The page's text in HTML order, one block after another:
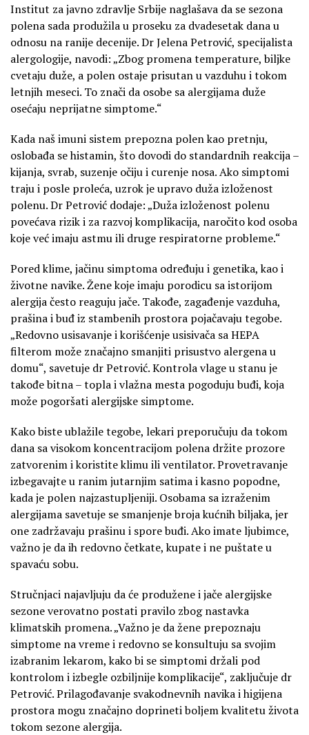
Institut za javno zdravlje Srbije naglašava da se sezona
polena sada produžila u proseku za dvadesetak dana u
odnosu na ranije decenije. Dr Jelena Petrović, specijalista
alergologije, navodi: „Zbog promena temperature, biljke
cvetaju duže, a polen ostaje prisutan u vazduhu i tokom
letnjih meseci. To znači da osobe sa alergijama duže
osećaju neprijatne simptome.“
Kada naš imuni sistem prepozna polen kao pretnju,
oslobađa se histamin, što dovodi do standardnih reakcija –
kijanja, svrab, suzenje očiju i curenje nosa. Ako simptomi
traju i posle proleća, uzrok je upravo duža izloženost
polenu. Dr Petrović dodaje: „Duža izloženost polenu
povećava rizik i za razvoj komplikacija, naročito kod osoba
koje već imaju astmu ili druge respiratorne probleme.“
Pored klime, jačinu simptoma određuju i genetika, kao i
životne navike. Žene koje imaju porodicu sa istorijom
alergija često reaguju jače. Takođe, zagađenje vazduha,
prašina i buđ iz stambenih prostora pojačavaju tegobe.
„Redovno usisavanje i korišćenje usisivača sa HEPA
filterom može značajno smanjiti prisustvo alergena u
domu“, savetuje dr Petrović. Kontrola vlage u stanu je
takođe bitna – topla i vlažna mesta pogoduju buđi, koja
može pogoršati alergijske simptome.
Kako biste ublažile tegobe, lekari preporučuju da tokom
dana sa visokom koncentracijom polena držite prozore
zatvorenim i koristite klimu ili ventilator. Provetravanje
izbegavajte u ranim jutarnjim satima i kasno popodne,
kada je polen najzastupljeniji. Osobama sa izraženim
alergijama savetuje se smanjenje broja kućnih biljaka, jer
one zadržavaju prašinu i spore buđi. Ako imate ljubimce,
važno je da ih redovno četkate, kupate i ne puštate u
spavaću sobu.
Stručnjaci najavljuju da će produžene i jače alergijske
sezone verovatno postati pravilo zbog nastavka
klimatskih promena. „Važno je da žene prepoznaju
simptome na vreme i redovno se konsultuju sa svojim
izabranim lekarom, kako bi se simptomi držali pod
kontrolom i izbegle ozbiljnije komplikacije“, zaključuje dr
Petrović. Prilagođavanje svakodnevnih navika i higijena
prostora mogu značajno doprineti boljem kvalitetu života
tokom sezone alergija.